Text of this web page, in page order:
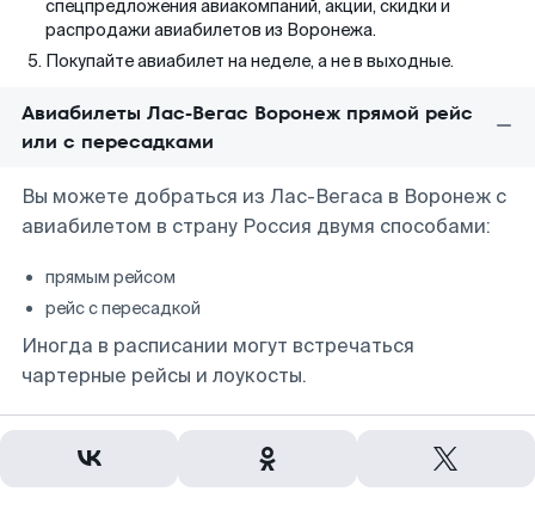
спецпредложения авиакомпаний, акции, скидки и
распродажи авиабилетов из Воронежа.
Покупайте авиабилет на неделе, а не в выходные.
Авиабилеты Лас-Вегас Воронеж прямой рейс
или с пересадками
Вы можете добраться из Лас-Вегаса в Воронеж с
авиабилетом в страну Россия двумя способами:
прямым рейсом
рейс с пересадкой
Иногда в расписании могут встречаться
чартерные рейсы и лоукосты.